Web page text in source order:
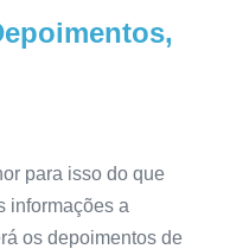
para isso do que
informações a
os depoimentos de